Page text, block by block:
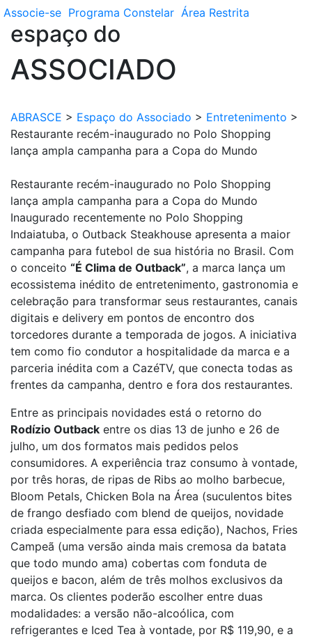
Associe-se Programa Constelar Área Restrita
espaço do
ASSOCIADO
ABRASCE > Espaço do Associado > Entretenimento >
Restaurante recém-inaugurado no Polo Shopping
lança ampla campanha para a Copa do Mundo
Restaurante recém-inaugurado no Polo Shopping
lança ampla campanha para a Copa do Mundo
Inaugurado recentemente no Polo Shopping
Indaiatuba, o Outback Steakhouse apresenta a maior
campanha para futebol de sua história no Brasil. Com
o conceito “É Clima de Outback”, a marca lança um
ecossistema inédito de entretenimento, gastronomia e
celebração para transformar seus restaurantes, canais
digitais e delivery em pontos de encontro dos
torcedores durante a temporada de jogos. A iniciativa
tem como fio condutor a hospitalidade da marca e a
parceria inédita com a CazéTV, que conecta todas as
frentes da campanha, dentro e fora dos restaurantes.
Entre as principais novidades está o retorno do
Rodízio Outback entre os dias 13 de junho e 26 de
julho, um dos formatos mais pedidos pelos
consumidores. A experiência traz consumo à vontade,
por três horas, de ripas de Ribs ao molho barbecue,
Bloom Petals, Chicken Bola na Área (suculentos bites
de frango desfiado com blend de queijos, novidade
criada especialmente para essa edição), Nachos, Fries
Campeã (uma versão ainda mais cremosa da batata
que todo mundo ama) cobertas com fonduta de
queijos e bacon, além de três molhos exclusivos da
marca. Os clientes poderão escolher entre duas
modalidades: a versão não-alcoólica, com
refrigerantes e Iced Tea à vontade, por R$ 119,90, e a